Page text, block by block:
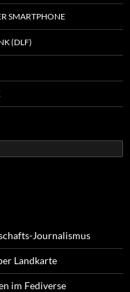
SMARTPHONE
(DLF)
Journalismus
Landkarte
im Fediverse